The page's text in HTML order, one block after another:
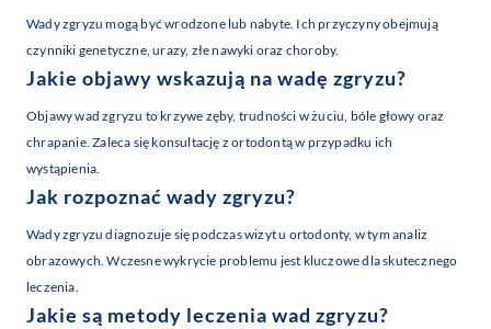
Wady zgryzu mogą być wrodzone lub nabyte. Ich przyczyny obejmują
czynniki genetyczne, urazy, złe nawyki oraz choroby.
Jakie objawy wskazują na wadę zgryzu?
Objawy wad zgryzu to krzywe zęby, trudności w żuciu, bóle głowy oraz
chrapanie. Zaleca się konsultację z ortodontą w przypadku ich
wystąpienia.
Jak rozpoznać wady zgryzu?
Wady zgryzu diagnozuje się podczas wizyt u ortodonty, w tym analiz
obrazowych. Wczesne wykrycie problemu jest kluczowe dla skutecznego
leczenia.
Jakie są metody leczenia wad zgryzu?